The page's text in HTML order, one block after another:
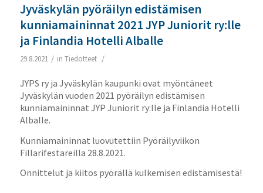
Jyväskylän pyöräilyn edistämisen
kunniamaininnat 2021 JYP Juniorit ry:lle
ja Finlandia Hotelli Alballe
29.8.2021 / in Tiedotteet /
JYPS ry ja Jyväskylän kaupunki ovat myöntäneet
Jyväskylän vuoden 2021 pyöräilyn edistämisen
kunniamaininnat JYP Juniorit ry:lle ja Finlandia Hotelli
Alballe.
Kunniamaininnat luovutettiin Pyöräilyviikon
Fillarifestareilla 28.8.2021.
Onnittelut ja kiitos pyörällä kulkemisen edistämisestä!